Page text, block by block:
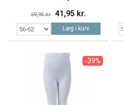
69,95 kr. 41,95 kr.
Læg i kurv
-39%